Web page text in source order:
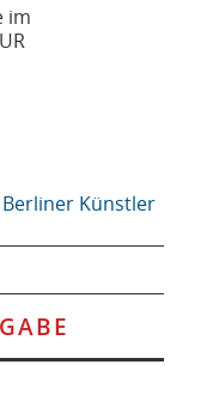
im
Berliner Künstler